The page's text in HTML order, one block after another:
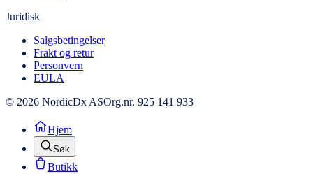
Juridisk
Salgsbetingelser
Frakt og retur
Personvern
EULA
© 2026 NordicDx ASOrg.nr. 925 141 933
Hjem
Søk
Butikk